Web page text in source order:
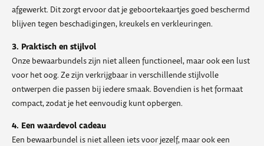
afgewerkt. Dit zorgt ervoor dat je geboortekaartjes goed beschermd
blijven tegen beschadigingen, kreukels en verkleuringen.
3. Praktisch en stijlvol
Onze bewaarbundels zijn niet alleen functioneel, maar ook een lust
voor het oog. Ze zijn verkrijgbaar in verschillende stijlvolle
ontwerpen die passen bij iedere smaak. Bovendien is het formaat
compact, zodat je het eenvoudig kunt opbergen.
4. Een waardevol cadeau
Een bewaarbundel is niet alleen iets voor jezelf, maar ook een